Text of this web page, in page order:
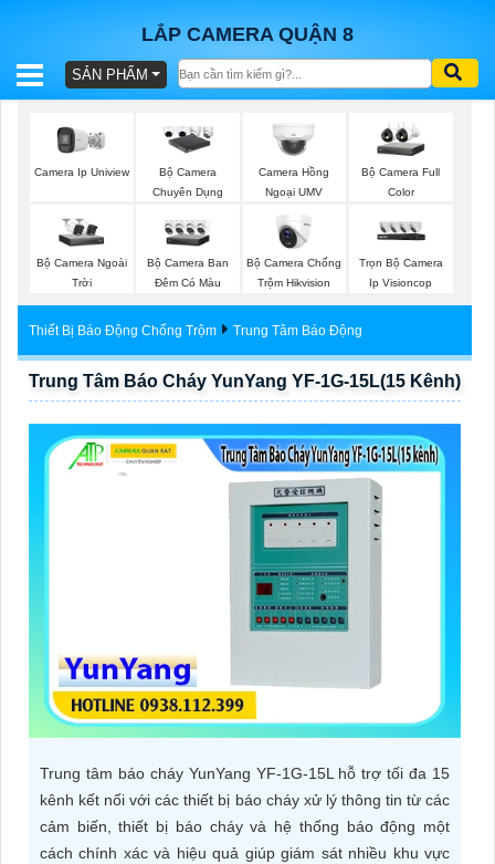
LẮP CAMERA QUẬN 8
BÁO
TRỌN
VẤN
CAMERA
VẤN
SẢN PHẨM
Camera Ip Uniview
Bộ Camera
Chuyên Dụng
Camera Hồng
Ngoại UMV
Bộ Camera Full
Color
Bộ Camera Ngoài
Trời
Bộ Camera Ban
Đêm Có Màu
Bộ Camera Chống
Trộm Hikvision
Trọn Bộ Camera
Ip Visioncop
Thiết Bị Báo Động Chống Trộm Trung Tâm Báo Động
Trung Tâm Báo Cháy YunYang YF-1G-15L(15 Kênh)
Trung tâm báo cháy YunYang YF-1G-15L hỗ trợ tối đa 15
kênh kết nối với các thiết bị báo cháy xử lý thông tin từ các
cảm biến, thiết bị báo cháy và hệ thống báo động một
cách chính xác và hiệu quả giúp giám sát nhiều khu vực